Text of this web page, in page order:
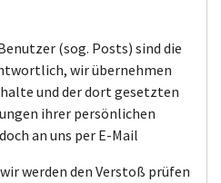
(sog. Posts) sind die
wir übernehmen
und der dort gesetzten
ihrer persönlichen
an uns per E-Mail
werden den Verstoß prüfen